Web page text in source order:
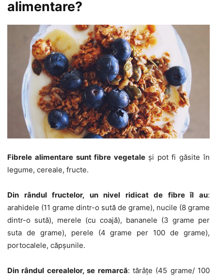
alimentare?
Fibrele alimentare sunt fibre vegetale și pot fi găsite în
legume, cereale, fructe.
Din rândul fructelor, un nivel ridicat de fibre îl au:
arahidele (11 grame dintr-o sută de grame), nucile (8 grame
dintr-o sută), merele (cu coajă), bananele (3 grame per
suta de grame), perele (4 grame per 100 de grame),
portocalele, căpșunile.
Din rândul cerealelor, se remarcă: tărâțe (45 grame/ 100